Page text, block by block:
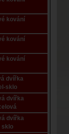
kování
kování
kování
dvířka
sklo
dvířka
dvířka
sklo